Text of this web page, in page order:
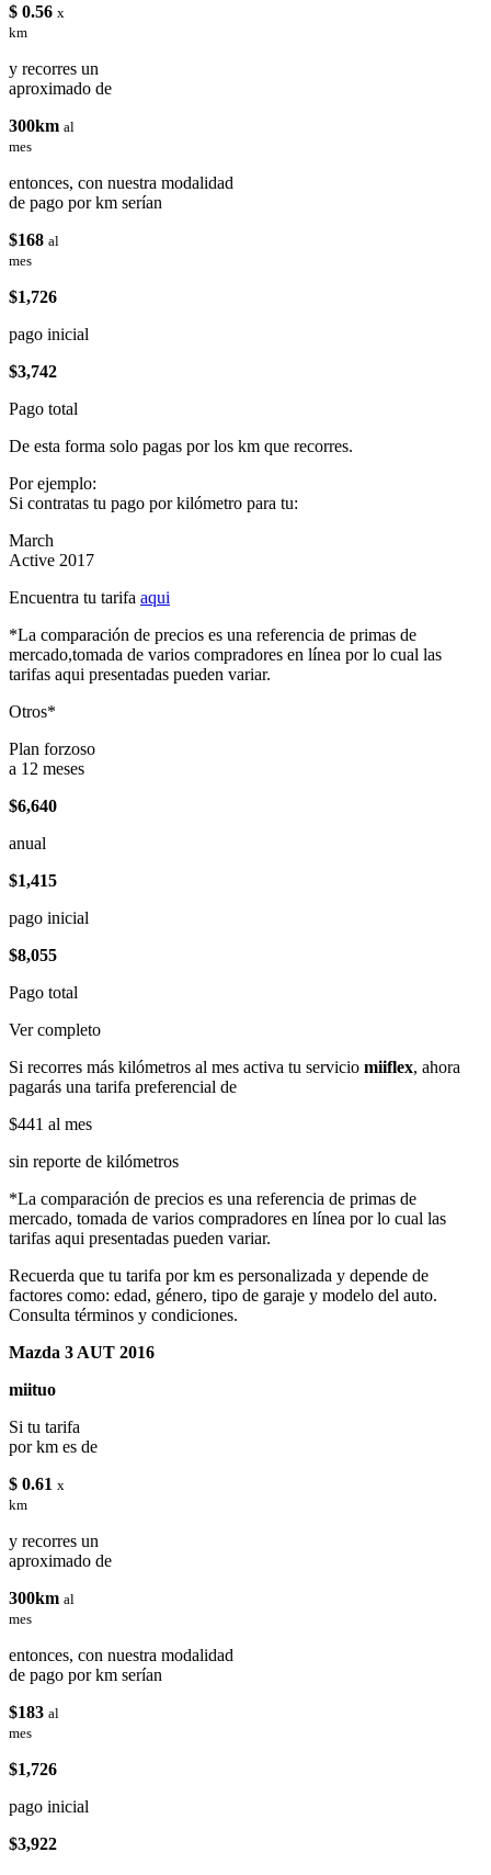
$ 0.56 x
km
y recorres un
aproximado de
300km al
mes
entonces, con nuestra modalidad
de pago por km serían
$168 al
mes
$1,726
pago inicial
$3,742
Pago total
De esta forma solo pagas por los km que recorres.
Por ejemplo:
Si contratas tu pago por kilómetro para tu:
March
Active 2017
Encuentra tu tarifa aqui
*La comparación de precios es una referencia de primas de
mercado,tomada de varios compradores en línea por lo cual las
tarifas aqui presentadas pueden variar.
Otros*
Plan forzoso
a 12 meses
$6,640
anual
$1,415
pago inicial
$8,055
Pago total
Ver completo
Si recorres más kilómetros al mes activa tu servicio miiflex, ahora
pagarás una tarifa preferencial de
$441 al mes
sin reporte de kilómetros
*La comparación de precios es una referencia de primas de
mercado, tomada de varios compradores en línea por lo cual las
tarifas aqui presentadas pueden variar.
Recuerda que tu tarifa por km es personalizada y depende de
factores como: edad, género, tipo de garaje y modelo del auto.
Consulta términos y condiciones.
Mazda 3 AUT 2016
miituo
Si tu tarifa
por km es de
$ 0.61 x
km
y recorres un
aproximado de
300km al
mes
entonces, con nuestra modalidad
de pago por km serían
$183 al
mes
$1,726
pago inicial
$3,922